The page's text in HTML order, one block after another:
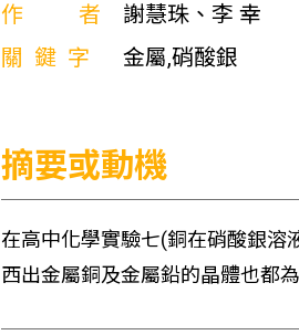
作者
謝慧珠、李 幸
關鍵字
金屬,硝酸銀
摘要或動機
在高中化學實驗七(銅在硝酸銀溶
西出金屬銅及金屬鉛的晶體也都